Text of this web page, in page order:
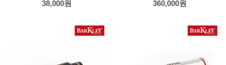
38,000원
360,000원